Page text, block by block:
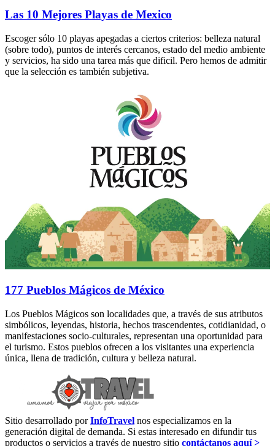
Las 10 Mejores Playas de Mexico
Escoger sólo 10 playas apegadas a ciertos criterios: belleza natural
(sobre todo), puntos de interés cercanos, estado del medio ambiente
y servicios, ha sido una tarea más que dificil. Pero hemos de admitir
que la selección es también subjetiva.
177 Pueblos Mágicos de México
Los Pueblos Mágicos son localidades que, a través de sus atributos
simbólicos, leyendas, historia, hechos trascendentes, cotidianidad, o
manifestaciones socio-culturales, representan una oportunidad para
el turismo. Estos pueblos ofrecen a los visitantes una experiencia
única, llena de tradición, cultura y belleza natural.
Sitio desarrollado porInfoTravel nos especializamos en la
generación digital de demanda. Si estas interesado en difundir tus
productos o servicios a través de nuestro sitio contáctanos aquí >